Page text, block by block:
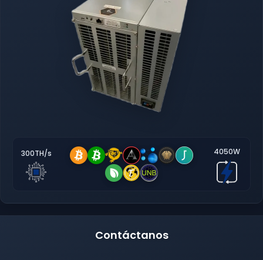
300TH/s 4050W
Contáctanos